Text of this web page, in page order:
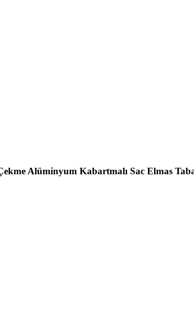
Alüminyum Kabartmalı Sac Elmas